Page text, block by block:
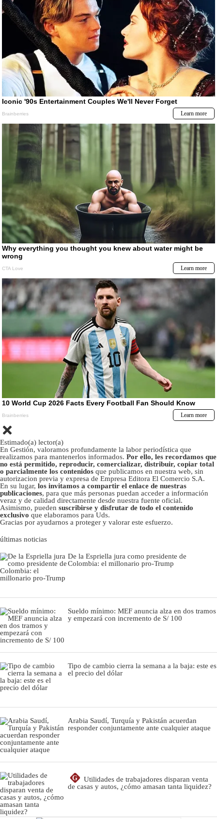
Estimado(a) lector(a)
En Gestión, valoramos profundamente la labor periodística que
realizamos para mantenerlos informados. Por ello, les recordamos que
no está permitido, reproducir, comercializar, distribuir, copiar total
o parcialmente los contenidos que publicamos en nuestra web, sin
autorizacion previa y expresa de Empresa Editora El Comercio S.A.
En su lugar, los invitamos a compartir el enlace de nuestras
publicaciones, para que más personas puedan acceder a información
veraz y de calidad directamente desde nuestra fuente oficial.
Asimismo, pueden suscribirse y disfrutar de todo el contenido
exclusivo que elaboramos para Uds.
Gracias por ayudarnos a proteger y valorar este esfuerzo.
últimas noticias
De la Espriella jura como presidente de
Colombia: el millonario pro-Trump
Sueldo mínimo: MEF anuncia alza en dos tramos
y empezará con incremento de S/ 100
Tipo de cambio cierra la semana a la baja: este es
el precio del dólar
Arabia Saudí, Turquía y Pakistán acuerdan
responder conjuntamente ante cualquier ataque
G
Utilidades de trabajadores disparan venta
de casas y autos, ¿cómo amasan tanta liquidez?